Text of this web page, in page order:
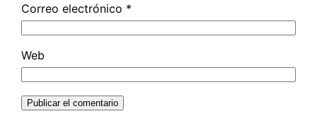
Correo electrónico *
Web